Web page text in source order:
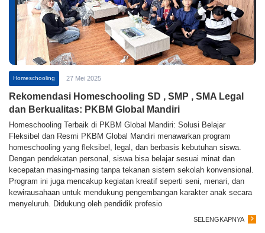
Homeschooling 27 Mei 2025
Rekomendasi Homeschooling SD , SMP , SMA Legal
dan Berkualitas: PKBM Global Mandiri
Homeschooling Terbaik di PKBM Global Mandiri: Solusi Belajar
Fleksibel dan Resmi PKBM Global Mandiri menawarkan program
homeschooling yang fleksibel, legal, dan berbasis kebutuhan siswa.
Dengan pendekatan personal, siswa bisa belajar sesuai minat dan
kecepatan masing-masing tanpa tekanan sistem sekolah konvensional.
Program ini juga mencakup kegiatan kreatif seperti seni, menari, dan
kewirausahaan untuk mendukung pengembangan karakter anak secara
menyeluruh. Didukung oleh pendidik profesio
SELENGKAPNYA